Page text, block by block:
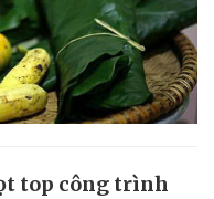
top công trình